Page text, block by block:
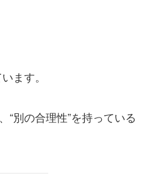
ます。
“別の合理性”を持っている